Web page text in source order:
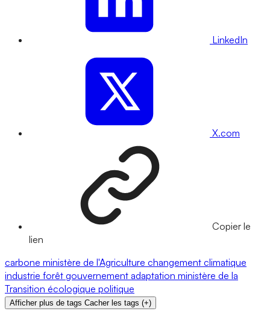
LinkedIn
X.com
Copier le
lien
carbone ministère de l'Agriculture changement climatique
industrie forêt gouvernement adaptation ministère de la
Transition écologique politique
Afficher plus de tags Cacher les tags (+)